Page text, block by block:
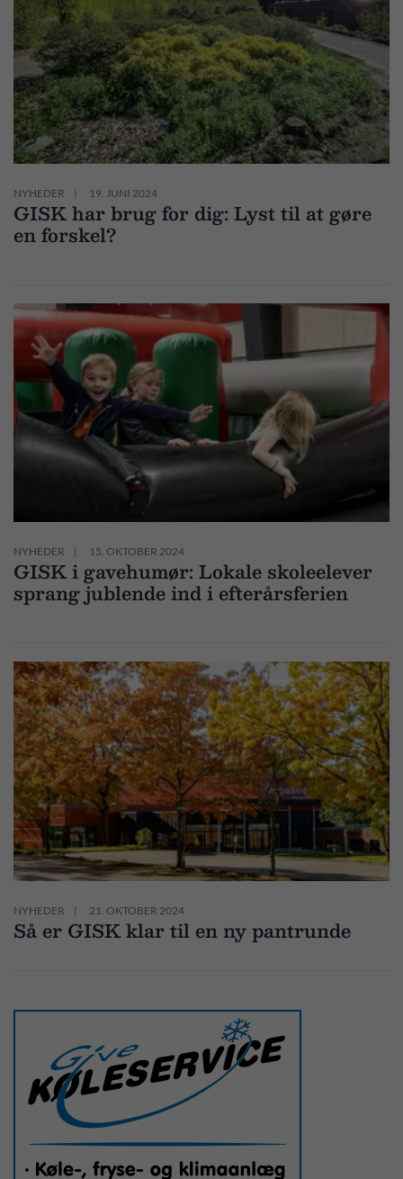
NYHEDER 19. JUNI 2024
GISK har brug for dig: Lyst til at gøre
en forskel?
NYHEDER 15. OKTOBER 2024
GISK i gavehumør: Lokale skoleelever
sprang jublende ind i efterårsferien
NYHEDER 21. OKTOBER 2024
Så er GISK klar til en ny pantrunde